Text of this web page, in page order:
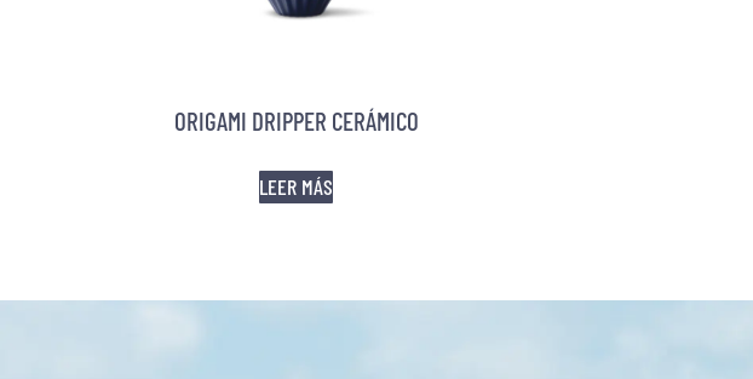
ORIGAMI DRIPPER CERÁMICO
LEER MÁS